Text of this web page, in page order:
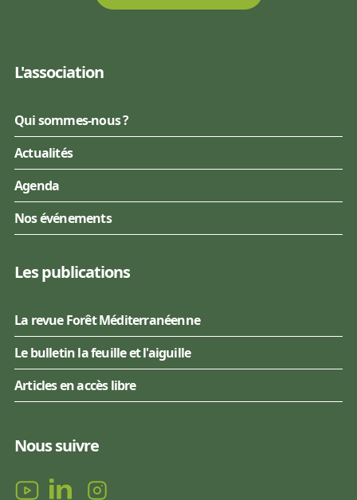
L'association
Qui sommes-nous ?
Actualités
Agenda
Nos événements
Les publications
La revue Forêt Méditerranéenne
Le bulletin la feuille et l'aiguille
Articles en accès libre
Nous suivre